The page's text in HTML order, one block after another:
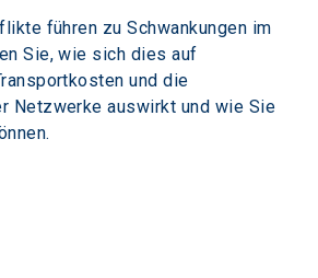
führen zu Schwankungen im
Sie, wie sich dies auf
und die
Netzwerke auswirkt und wie Sie